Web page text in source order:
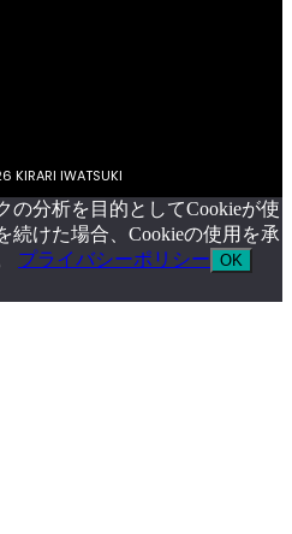
KIRARI IWATSUKI
の分析を目的としてCookieが使
続けた場合、Cookieの使用を承
プライバシーポリシー OK